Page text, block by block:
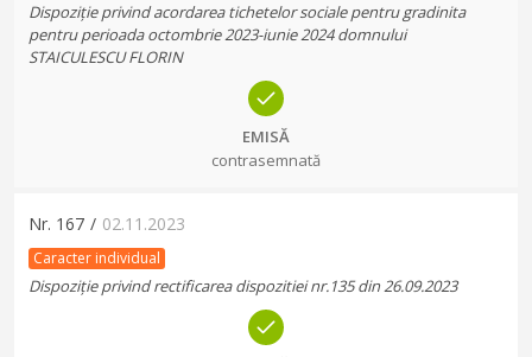
Dispoziție privind acordarea tichetelor sociale pentru gradinita
pentru perioada octombrie 2023-iunie 2024 domnului
STAICULESCU FLORIN
EMISĂ
contrasemnată
Nr. 167 / 02.11.2023
Caracter individual
Dispoziție privind rectificarea dispozitiei nr.135 din 26.09.2023